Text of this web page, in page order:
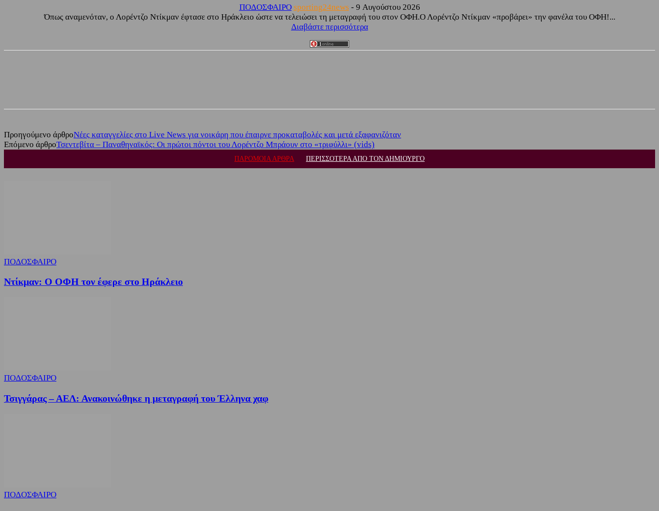
ΠΟΔΟΣΦΑΙΡΟ sporting24news - 9 Αυγούστου 2026
Όπως αναμενόταν, ο Λορέντζο Ντίκμαν έφτασε στο Ηράκλειο ώστε να τελειώσει τη μεταγραφή του στον ΟΦΗ.Ο Λορέντζο Ντίκμαν «προβάρει» την φανέλα του ΟΦΗ!...
Διαβάστε περισσότερα
Προηγούμενο άρθροNέες καταγγελίες στο Live News για νοικάρη που έπαιρνε προκαταβολές και μετά εξαφανιζόταν
Επόμενο άρθροΤσεντεβίτα – Παναθηναϊκός: Οι πρώτοι πόντοι του Λορέντζο Μπράουν στο «τριφύλλι» (vids)
ΠΑΡΟΜΟΙΑ ΑΡΘΡΑ ΠΕΡΙΣΣΟΤΕΡΑ ΑΠΟ ΤΟΝ ΔΗΜΙΟΥΡΓΟ
ΠΟΔΟΣΦΑΙΡΟ
Ντίκμαν: Ο ΟΦΗ τον έφερε στο Ηράκλειο
ΠΟΔΟΣΦΑΙΡΟ
Τσιγγάρας – ΑΕΛ: Ανακοινώθηκε η μεταγραφή του Έλληνα χαφ
ΠΟΔΟΣΦΑΙΡΟ